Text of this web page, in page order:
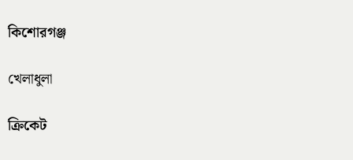
কিশোরগঞ্জ
খেলাধুলা
ক্রিকেট